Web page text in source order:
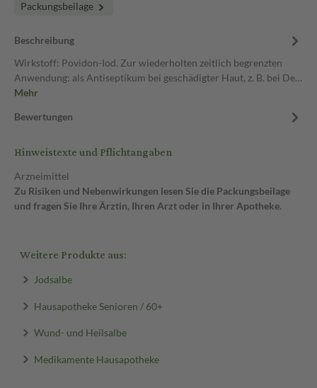
Packungsbeilage
Beschreibung
Wirkstoff: Povidon-Iod. Zur wiederholten zeitlich begrenzten
Anwendung: als Antiseptikum bei geschädigter Haut, z. B. bei De…
Mehr
Bewertungen
Hinweistexte und Pflichtangaben
Arzneimittel
Zu Risiken und Nebenwirkungen lesen Sie die Packungsbeilage
und fragen Sie Ihre Ärztin, Ihren Arzt oder in Ihrer Apotheke.
Weitere Produkte aus:
Jodsalbe
Hausapotheke Senioren / 60+
Wund- und Heilsalbe
Medikamente Hausapotheke